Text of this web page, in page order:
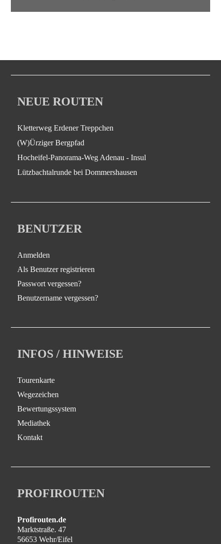
NEUE ROUTEN
Kletterweg Erdener Treppchen
(W)Ürziger Bergpfad
Hocheifel-Panorama-Weg Adenau - Insul
Lützbachtalrunde bei Dommershausen
BENUTZER
Anmelden
Als Benutzer registrieren
Passwort vergessen?
Benutzername vergessen?
INFOS / HINWEISE
Tourenkarte
Wegezeichen
Bewertungssystem
Mediathek
Kontakt
PROFIROUTEN
Profirouten.de
Marktstraße. 47
56653 Wehr/Eifel